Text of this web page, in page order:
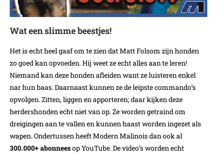
Wat een slimme beestjes!
Het is echt heel gaaf om te zien dat Matt Folsom zijn honden
zo goed kan opvoeden. Hij weet ze echt alles aan te leren!
Niemand kan deze honden afleiden want ze luisteren enkel
nar hun baas. Daarnaast kunnen ze de leipste commando’s
opvolgen. Zitten, liggen en apporteren; daar kijken deze
herdershonden echt niet van op. Ze worden getraind om
dreigingen aan te vallen en kunnen haast worden ingezet als
wapen. Ondertussen heeft Modern Malinois dan ook al
300.000+ abonneesop YouTube. De video’s worden echt